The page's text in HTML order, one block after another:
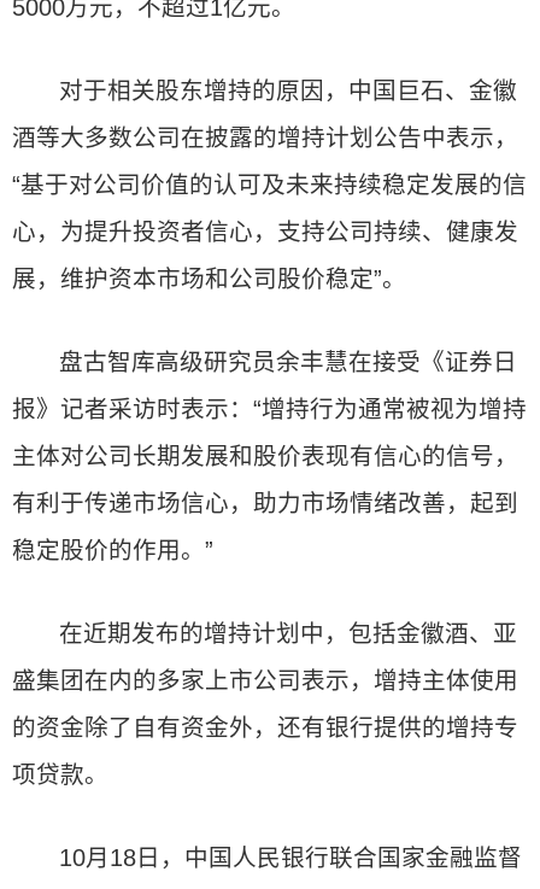
5000万元，不超过1亿元。
对于相关股东增持的原因，中国巨石、金徽
酒等大多数公司在披露的增持计划公告中表示，
“基于对公司价值的认可及未来持续稳定发展的信
心，为提升投资者信心，支持公司持续、健康发
展，维护资本市场和公司股价稳定”。
盘古智库高级研究员余丰慧在接受《证券日
报》记者采访时表示：“增持行为通常被视为增持
主体对公司长期发展和股价表现有信心的信号，
有利于传递市场信心，助力市场情绪改善，起到
稳定股价的作用。”
在近期发布的增持计划中，包括金徽酒、亚
盛集团在内的多家上市公司表示，增持主体使用
的资金除了自有资金外，还有银行提供的增持专
项贷款。
10月18日，中国人民银行联合国家金融监督